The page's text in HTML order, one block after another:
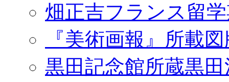
畑正吉フランス留
『美術画報』所載
黒田記念館所蔵黒